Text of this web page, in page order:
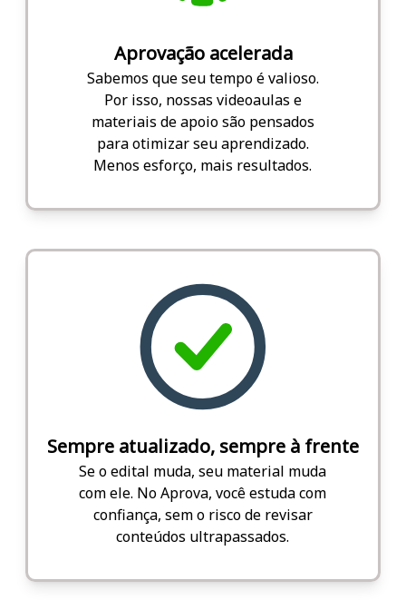
Aprovação acelerada
Sabemos que seu tempo é valioso.
Por isso, nossas videoaulas e
materiais de apoio são pensados
para otimizar seu aprendizado.
Menos esforço, mais resultados.
Sempre atualizado, sempre à frente
Se o edital muda, seu material muda
com ele. No Aprova, você estuda com
confiança, sem o risco de revisar
conteúdos ultrapassados.